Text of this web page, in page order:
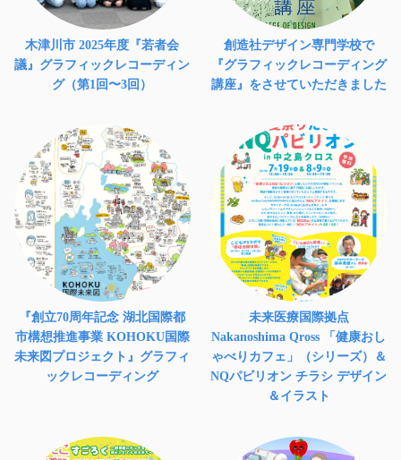
木津川市 2025年度『若者会
議』グラフィックレコーディン
グ（第1回〜3回）
創造社デザイン専門学校で
『グラフィックレコーディング
講座』をさせていただきました
『創立70周年記念 湖北国際都
市構想推進事業 KOHOKU国際
未来図プロジェクト』グラフィ
ックレコーディング
未来医療国際拠点
Nakanoshima Qross 「健康おし
ゃべりカフェ」（シリーズ）＆
NQパビリオン チラシ デザイン
＆イラスト